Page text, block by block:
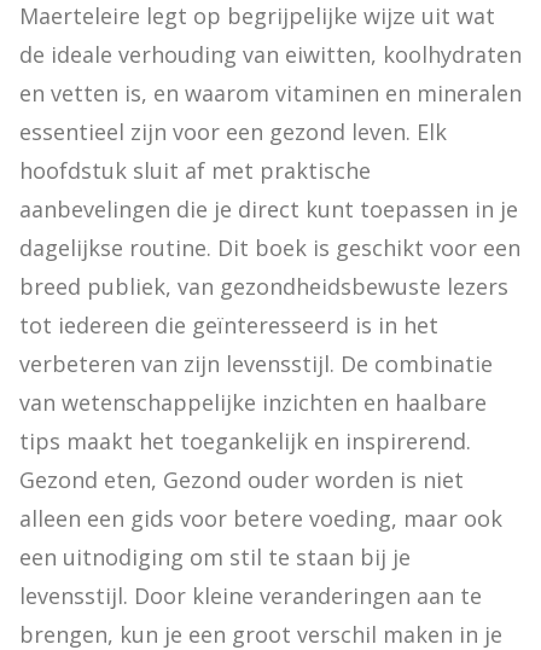
Maerteleire legt op begrijpelijke wijze uit wat
de ideale verhouding van eiwitten, koolhydraten
en vetten is, en waarom vitaminen en mineralen
essentieel zijn voor een gezond leven. Elk
hoofdstuk sluit af met praktische
aanbevelingen die je direct kunt toepassen in je
dagelijkse routine. Dit boek is geschikt voor een
breed publiek, van gezondheidsbewuste lezers
tot iedereen die geïnteresseerd is in het
verbeteren van zijn levensstijl. De combinatie
van wetenschappelijke inzichten en haalbare
tips maakt het toegankelijk en inspirerend.
Gezond eten, Gezond ouder worden is niet
alleen een gids voor betere voeding, maar ook
een uitnodiging om stil te staan bij je
levensstijl. Door kleine veranderingen aan te
brengen, kun je een groot verschil maken in je